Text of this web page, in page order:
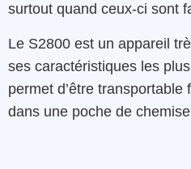
surtout quand ceux-ci sont
Le S2800 est un appareil
ses caractéristiques les
permet d’être
dans une poche de